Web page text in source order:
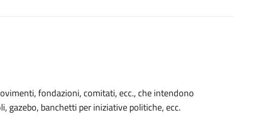
fondazioni, comitati, ecc., che intendono
gazebo, banchetti per iniziative politiche, ecc.